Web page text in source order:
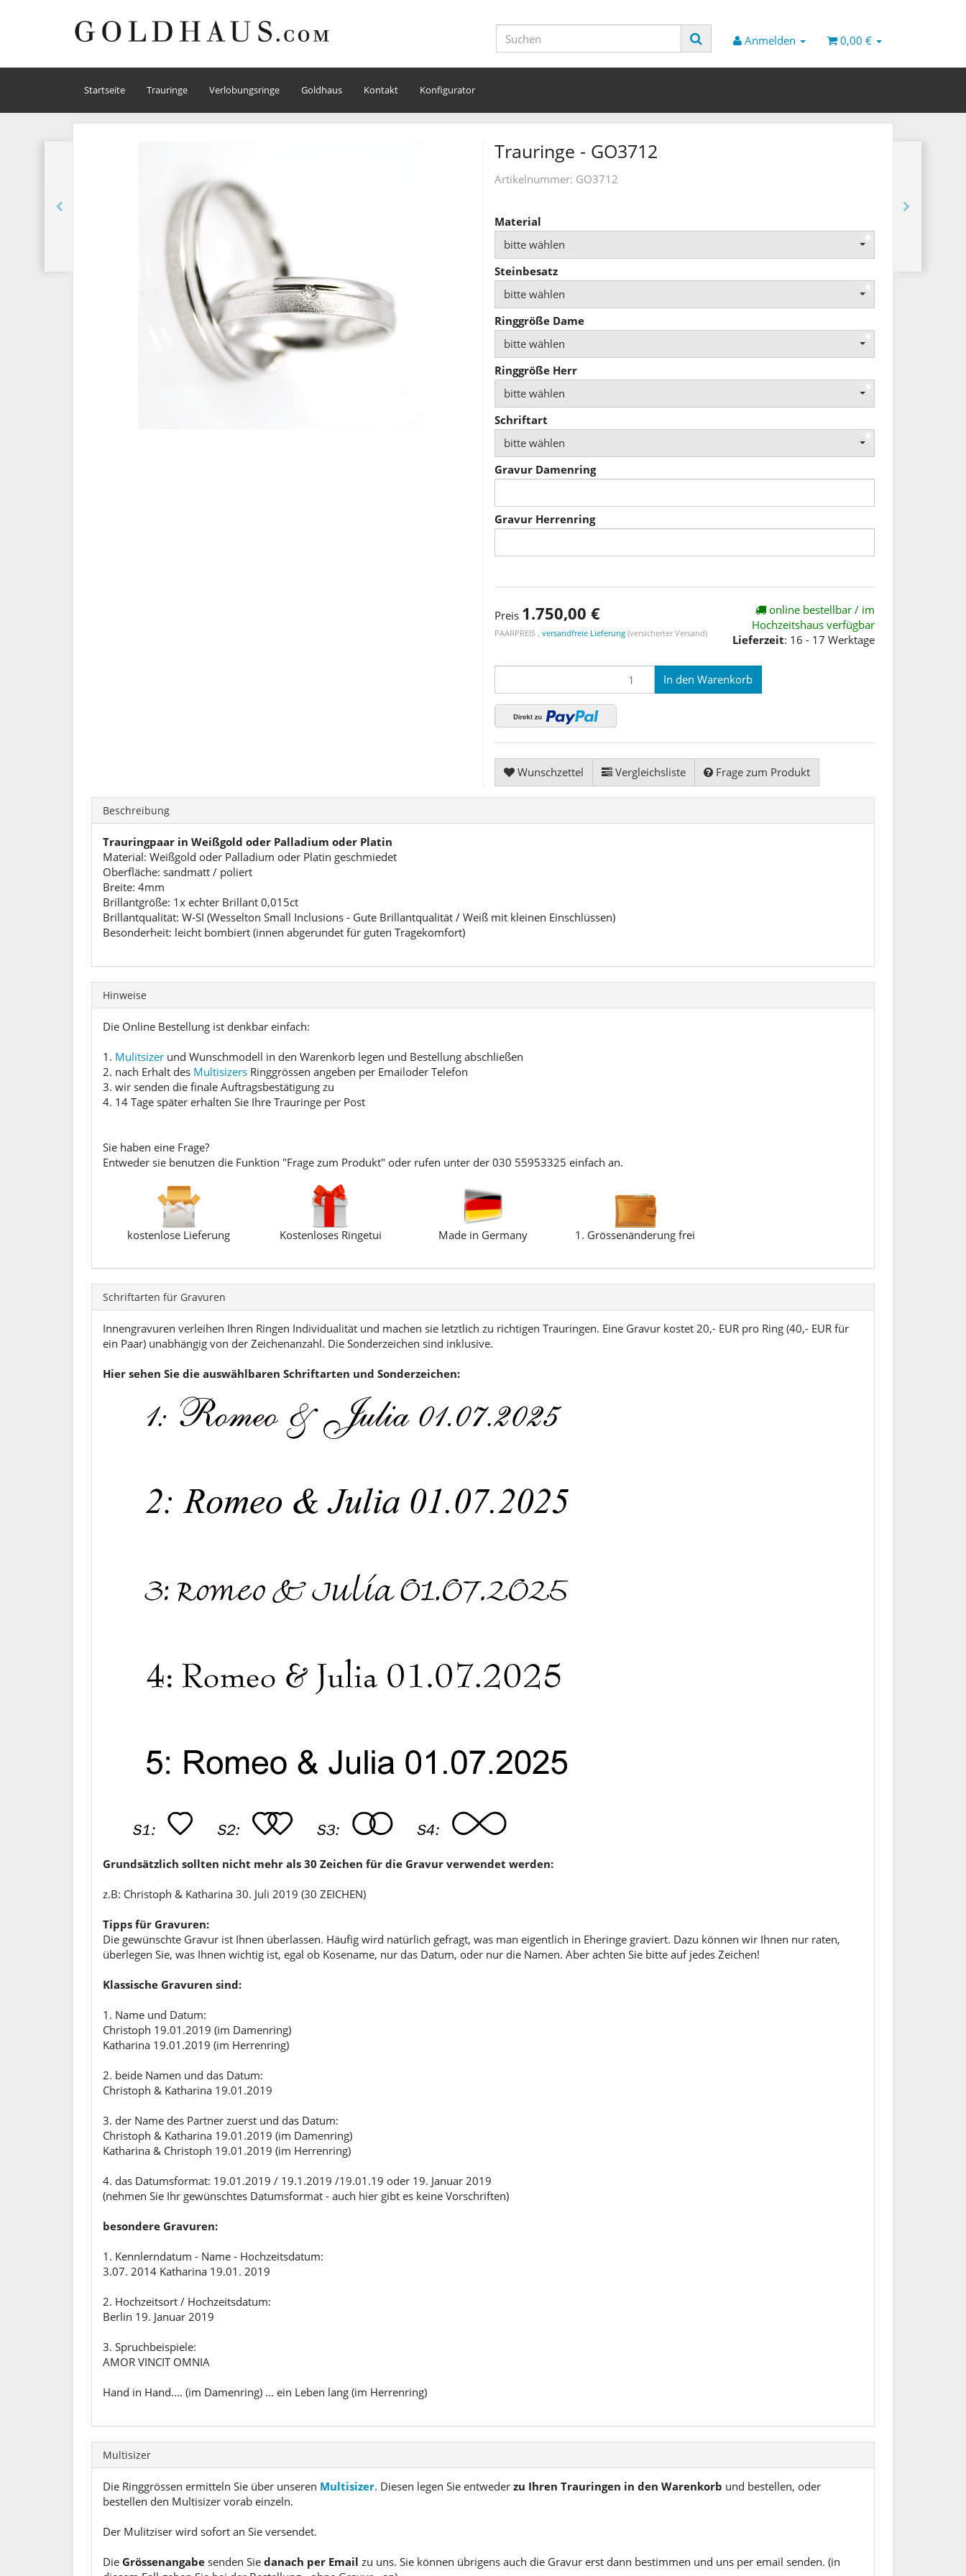
Anmelden 0,00 €
Startseite Trauringe Verlobungsringe Goldhaus Kontakt Konfigurator
Trauringe - GO3712
Artikelnummer: GO3712
Material
bitte wählen
Steinbesatz
bitte wählen
Ringgröße Dame
bitte wählen
Ringgröße Herr
bitte wählen
Schriftart
bitte wählen
Gravur Damenring
Gravur Herrenring
Preis 1.750,00 €
PAARPREIS , versandfreie Lieferung (versicherter Versand)
online bestellbar / im
Hochzeitshaus verfügbar
Lieferzeit: 16 - 17 Werktage
In den Warenkorb
Wunschzettel Vergleichsliste Frage zum Produkt
Beschreibung
Trauringpaar in Weißgold oder Palladium oder Platin
Material: Weißgold oder Palladium oder Platin geschmiedet
Oberfläche: sandmatt / poliert
Breite: 4mm
Brillantgröße: 1x echter Brillant 0,015ct
Brillantqualität: W-SI (Wesselton Small Inclusions - Gute Brillantqualität / Weiß mit kleinen Einschlüssen)
Besonderheit: leicht bombiert (innen abgerundet für guten Tragekomfort)
Hinweise
Die Online Bestellung ist denkbar einfach:
1. Mulitsizer und Wunschmodell in den Warenkorb legen und Bestellung abschließen
2. nach Erhalt des Multisizers Ringgrössen angeben per Emailoder Telefon
3. wir senden die finale Auftragsbestätigung zu
4. 14 Tage später erhalten Sie Ihre Trauringe per Post
Sie haben eine Frage?
Entweder sie benutzen die Funktion "Frage zum Produkt" oder rufen unter der 030 55953325 einfach an.
kostenlose Lieferung Kostenloses Ringetui Made in Germany 1. Grössenänderung frei
Schriftarten für Gravuren
Innengravuren verleihen Ihren Ringen Individualität und machen sie letztlich zu richtigen Trauringen. Eine Gravur kostet 20,- EUR pro Ring (40,- EUR für
ein Paar) unabhängig von der Zeichenanzahl. Die Sonderzeichen sind inklusive.
Hier sehen Sie die auswählbaren Schriftarten und Sonderzeichen:
Grundsätzlich sollten nicht mehr als 30 Zeichen für die Gravur verwendet werden:
z.B: Christoph & Katharina 30. Juli 2019 (30 ZEICHEN)
Tipps für Gravuren:
Die gewünschte Gravur ist Ihnen überlassen. Häufig wird natürlich gefragt, was man eigentlich in Eheringe graviert. Dazu können wir Ihnen nur raten,
überlegen Sie, was Ihnen wichtig ist, egal ob Kosename, nur das Datum, oder nur die Namen. Aber achten Sie bitte auf jedes Zeichen!
Klassische Gravuren sind:
1. Name und Datum:
Christoph 19.01.2019 (im Damenring)
Katharina 19.01.2019 (im Herrenring)
2. beide Namen und das Datum:
Christoph & Katharina 19.01.2019
3. der Name des Partner zuerst und das Datum:
Christoph & Katharina 19.01.2019 (im Damenring)
Katharina & Christoph 19.01.2019 (im Herrenring)
4. das Datumsformat: 19.01.2019 / 19.1.2019 /19.01.19 oder 19. Januar 2019
(nehmen Sie Ihr gewünschtes Datumsformat - auch hier gibt es keine Vorschriften)
besondere Gravuren:
1. Kennlerndatum - Name - Hochzeitsdatum:
3.07. 2014 Katharina 19.01. 2019
2. Hochzeitsort / Hochzeitsdatum:
Berlin 19. Januar 2019
3. Spruchbeispiele:
AMOR VINCIT OMNIA
Hand in Hand.... (im Damenring) ... ein Leben lang (im Herrenring)
Multisizer
Die Ringgrössen ermitteln Sie über unseren Multisizer. Diesen legen Sie entweder zu Ihren Trauringen in den Warenkorb und bestellen, oder
bestellen den Multisizer vorab einzeln.
Der Mulitziser wird sofort an Sie versendet.
Die Grössenangabe senden Sie danach per Email zu uns. Sie können übrigens auch die Gravur erst dann bestimmen und uns per email senden. (in